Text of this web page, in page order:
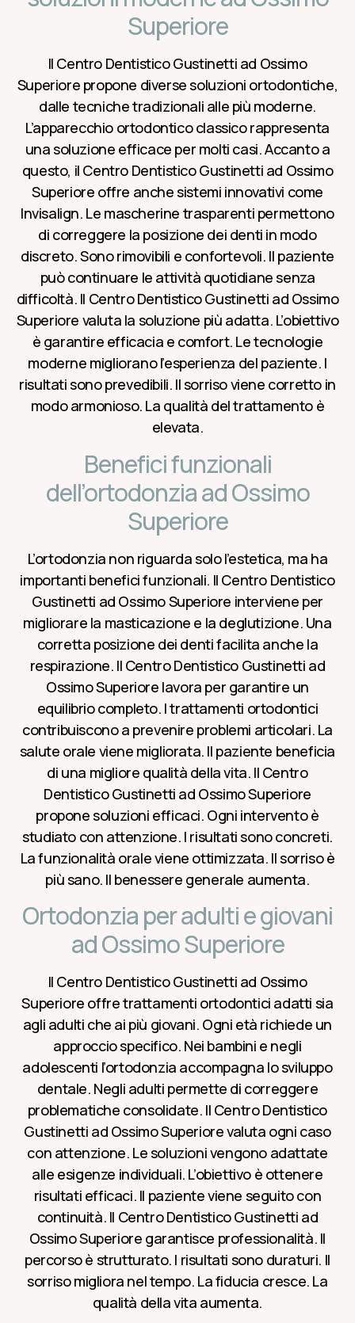
Superiore
Il Centro Dentistico Gustinetti ad Ossimo
Superiore propone diverse soluzioni ortodontiche,
dalle tecniche tradizionali alle più moderne.
L’apparecchio ortodontico classico rappresenta
una soluzione efficace per molti casi. Accanto a
questo, il Centro Dentistico Gustinetti ad Ossimo
Superiore offre anche sistemi innovativi come
Invisalign. Le mascherine trasparenti permettono
di correggere la posizione dei denti in modo
discreto. Sono rimovibili e confortevoli. Il paziente
può continuare le attività quotidiane senza
difficoltà. Il Centro Dentistico Gustinetti ad Ossimo
Superiore valuta la soluzione più adatta. L’obiettivo
è garantire efficacia e comfort. Le tecnologie
moderne migliorano l’esperienza del paziente. I
risultati sono prevedibili. Il sorriso viene corretto in
modo armonioso. La qualità del trattamento è
elevata.
Benefici funzionali
dell’ortodonzia ad Ossimo
Superiore
L’ortodonzia non riguarda solo l’estetica, ma ha
importanti benefici funzionali. Il Centro Dentistico
Gustinetti ad Ossimo Superiore interviene per
migliorare la masticazione e la deglutizione. Una
corretta posizione dei denti facilita anche la
respirazione. Il Centro Dentistico Gustinetti ad
Ossimo Superiore lavora per garantire un
equilibrio completo. I trattamenti ortodontici
contribuiscono a prevenire problemi articolari. La
salute orale viene migliorata. Il paziente beneficia
di una migliore qualità della vita. Il Centro
Dentistico Gustinetti ad Ossimo Superiore
propone soluzioni efficaci. Ogni intervento è
studiato con attenzione. I risultati sono concreti.
La funzionalità orale viene ottimizzata. Il sorriso è
più sano. Il benessere generale aumenta.
Ortodonzia per adulti e giovani
ad Ossimo Superiore
Il Centro Dentistico Gustinetti ad Ossimo
Superiore offre trattamenti ortodontici adatti sia
agli adulti che ai più giovani. Ogni età richiede un
approccio specifico. Nei bambini e negli
adolescenti l’ortodonzia accompagna lo sviluppo
dentale. Negli adulti permette di correggere
problematiche consolidate. Il Centro Dentistico
Gustinetti ad Ossimo Superiore valuta ogni caso
con attenzione. Le soluzioni vengono adattate
alle esigenze individuali. L’obiettivo è ottenere
risultati efficaci. Il paziente viene seguito con
continuità. Il Centro Dentistico Gustinetti ad
Ossimo Superiore garantisce professionalità. Il
percorso è strutturato. I risultati sono duraturi. Il
sorriso migliora nel tempo. La fiducia cresce. La
qualità della vita aumenta.